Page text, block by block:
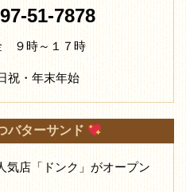
51-7878
９時～１７時
祝・年末年始
バターサンド
気店「ドンク」がオープン